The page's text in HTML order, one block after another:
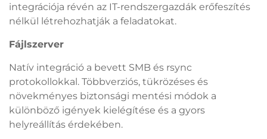
integrációja révén az IT-rendszergazdák erőfeszítés
nélkül létrehozhatják a feladatokat.
Fájlszerver
Natív integráció a bevett SMB és rsync
protokollokkal. Többverziós, tükrözéses és
növekményes biztonsági mentési módok a
különböző igények kielégítése és a gyors
helyreállítás érdekében.